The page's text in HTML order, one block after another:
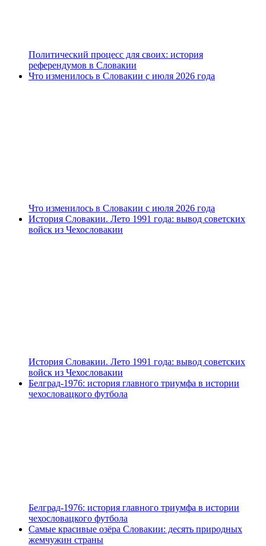
Политический процесс для своих: история
референдумов в Словакии
Что изменилось в Словакии с июля 2026 года
Что изменилось в Словакии с июля 2026 года
История Словакии. Лето 1991 года: вывод советских
войск из Чехословакии
История Словакии. Лето 1991 года: вывод советских
войск из Чехословакии
Белград-1976: история главного триумфа в истории
чехословацкого футбола
Белград-1976: история главного триумфа в истории
чехословацкого футбола
Самые красивые озёра Словакии: десять природных
жемчужин страны